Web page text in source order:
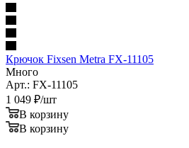
Крючок Fixsen Metra FX-11105
Много
Арт.: FX-11105
1 049 ₽/шт
В корзину
В корзину